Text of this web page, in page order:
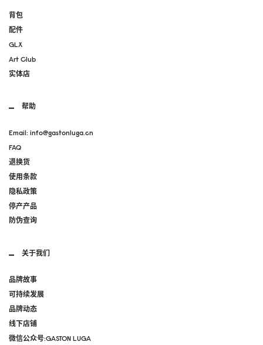
背包
配件
GLX
Art Club
实体店
帮助
Email: info@gastonluga.cn
FAQ
退换货
使用条款
隐私政策
停产产品
防伪查询
关于我们
品牌故事
可持续发展
品牌动态
线下店铺
微信公众号:GASTON LUGA